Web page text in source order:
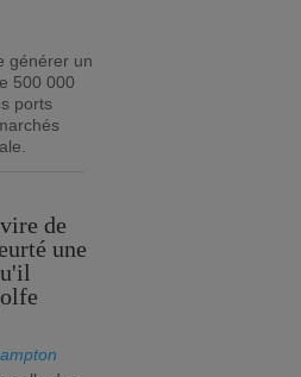
générer un
500 000
ports
de
une